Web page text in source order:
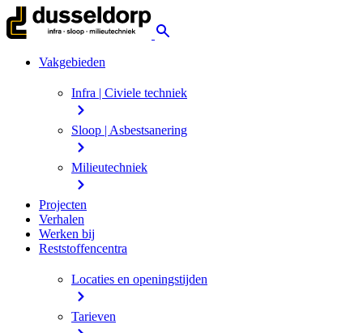
Vakgebieden
Infra | Civiele techniek
Sloop | Asbestsanering
Milieutechniek
Projecten
Verhalen
Werken bij
Reststoffencentra
Locaties en openingstijden
Tarieven